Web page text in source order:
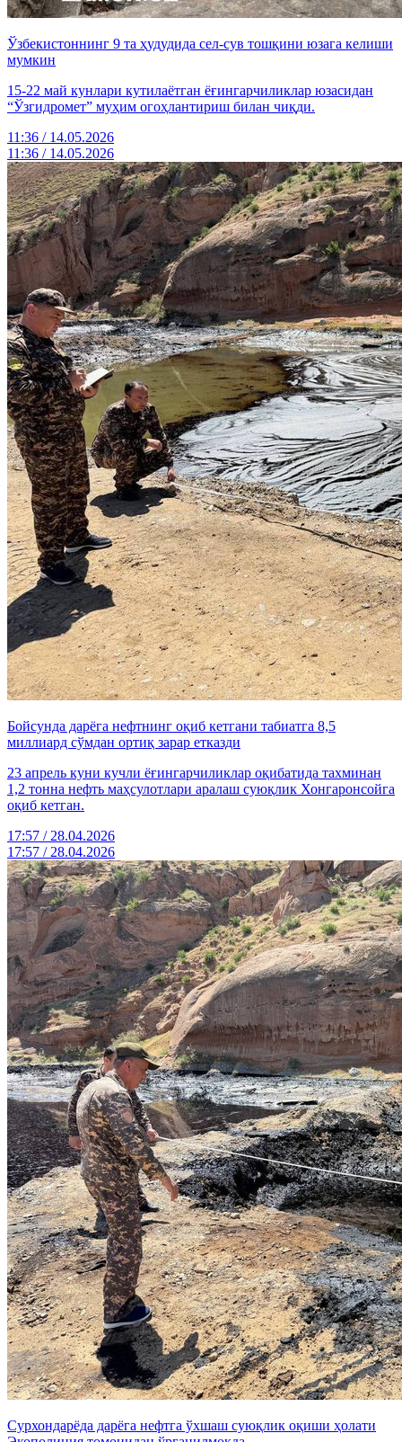
Ўзбекистоннинг 9 та ҳудудида сел-сув тошқини юзага келиши
мумкин
15-22 май кунлари кутилаётган ёғингарчиликлар юзасидан
“Ўзгидромет” муҳим огоҳлантириш билан чиқди.
11:36 / 14.05.2026
11:36 / 14.05.2026
Бойсунда дарёга нефтнинг оқиб кетгани табиатга 8,5
миллиард сўмдан ортиқ зарар етказди
23 апрель куни кучли ёғингарчиликлар оқибатида тахминан
1,2 тонна нефть маҳсулотлари аралаш суюқлик Хонгаронсойга
оқиб кетган.
17:57 / 28.04.2026
17:57 / 28.04.2026
Сурхондарёда дарёга нефтга ўхшаш суюқлик оқиши ҳолати